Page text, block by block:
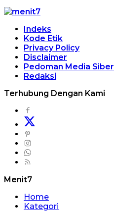
Indeks
Kode Etik
Privacy Policy
Disclaimer
Pedoman Media Siber
Redaksi
Terhubung Dengan Kami
Menit7
Home
Kategori